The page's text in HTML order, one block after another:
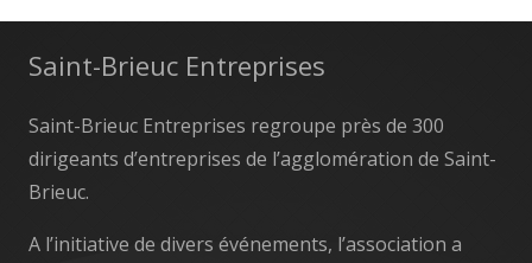
Saint-Brieuc Entreprises
Saint-Brieuc Entreprises regroupe près de 300
dirigeants d’entreprises de l’agglomération de Saint-
Brieuc.
A l’initiative de divers événements, l’association a